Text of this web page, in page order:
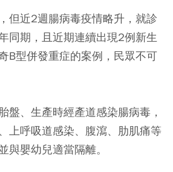
但近2週腸病毒疫情略升，就診
同期，且近期連續出現2例新生
B型併發重症的案例，民眾不可
盤、生產時經產道感染腸病毒，
上呼吸道感染、腹瀉、肋肌痛等
與嬰幼兒適當隔離。